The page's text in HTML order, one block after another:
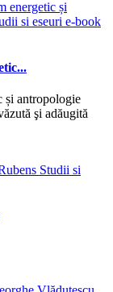
și antropologie
şi adăugită